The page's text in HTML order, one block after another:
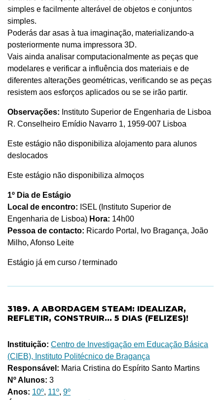
simples e facilmente alterável de objetos e conjuntos
simples.
Poderás dar asas à tua imaginação, materializando-a
posteriormente numa impressora 3D.
Vais ainda analisar computacionalmente as peças que
modelares e verificar a influência dos materiais e de
diferentes alterações geométricas, verificando se as peças
resistem aos esforços aplicados ou se se irão partir.
Observações: Instituto Superior de Engenharia de Lisboa
R. Conselheiro Emídio Navarro 1, 1959-007 Lisboa
Este estágio não disponibiliza alojamento para alunos
deslocados
Este estágio não disponibiliza almoços
1º Dia de Estágio
Local de encontro: ISEL (Instituto Superior de
Engenharia de Lisboa) Hora: 14h00
Pessoa de contacto: Ricardo Portal, Ivo Bragança, João
Milho, Afonso Leite
Estágio já em curso / terminado
3189. A ABORDAGEM STEAM: IDEALIZAR,
REFLETIR, CONSTRUIR... 5 DIAS (FELIZES)!
Instituição: Centro de Investigação em Educação Básica
(CIEB), Instituto Politécnico de Bragança
Responsável: Maria Cristina do Espírito Santo Martins
Nº Alunos: 3
Anos: 10º, 11º, 9º